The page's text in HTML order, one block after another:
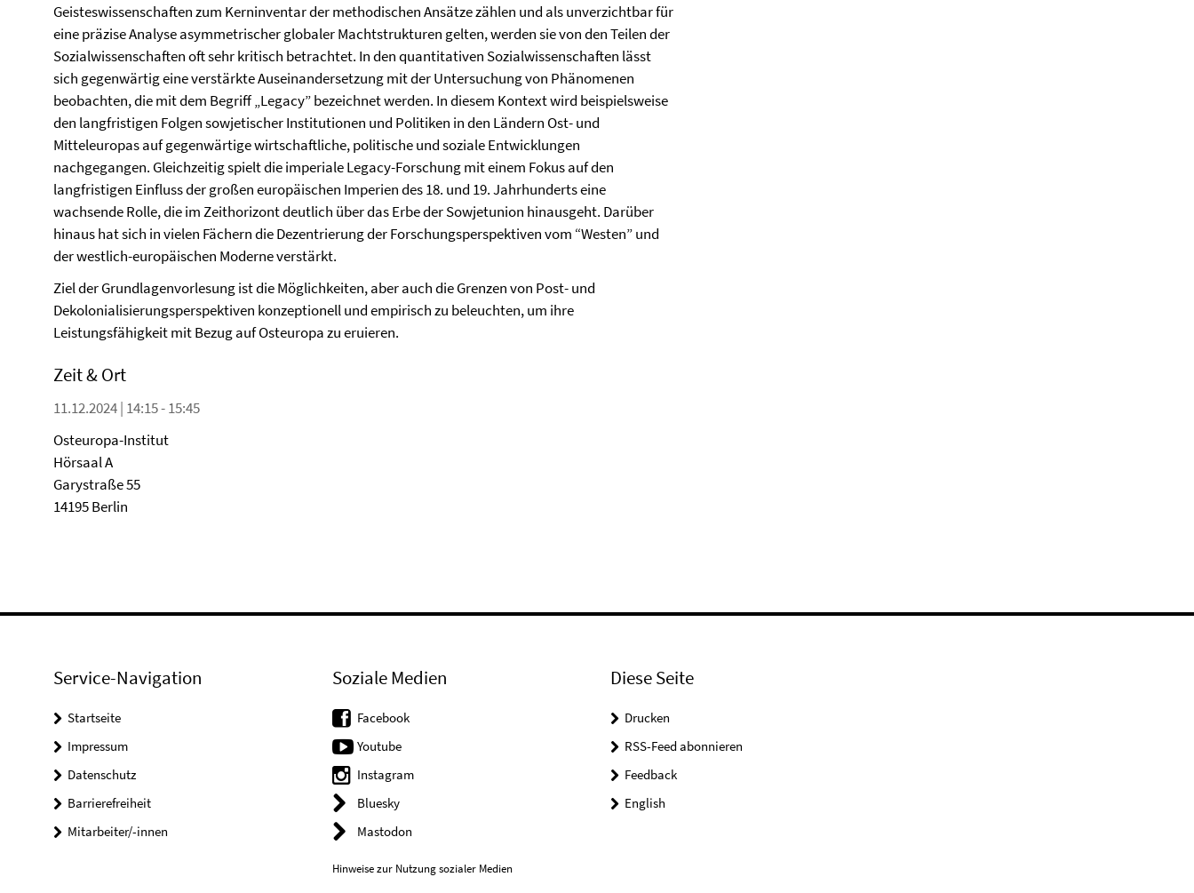
Geisteswissenschaften zum Kerninventar der methodischen Ansätze zählen und als unverzichtbar für
eine präzise Analyse asymmetrischer globaler Machtstrukturen gelten, werden sie von den Teilen der
Sozialwissenschaften oft sehr kritisch betrachtet. In den quantitativen Sozialwissenschaften lässt
sich gegenwärtig eine verstärkte Auseinandersetzung mit der Untersuchung von Phänomenen
beobachten, die mit dem Begriff „Legacy” bezeichnet werden. In diesem Kontext wird beispielsweise
den langfristigen Folgen sowjetischer Institutionen und Politiken in den Ländern Ost- und
Mitteleuropas auf gegenwärtige wirtschaftliche, politische und soziale Entwicklungen
nachgegangen. Gleichzeitig spielt die imperiale Legacy-Forschung mit einem Fokus auf den
langfristigen Einfluss der großen europäischen Imperien des 18. und 19. Jahrhunderts eine
wachsende Rolle, die im Zeithorizont deutlich über das Erbe der Sowjetunion hinausgeht. Darüber
hinaus hat sich in vielen Fächern die Dezentrierung der Forschungsperspektiven vom “Westen” und
der westlich-europäischen Moderne verstärkt.
Ziel der Grundlagenvorlesung ist die Möglichkeiten, aber auch die Grenzen von Post- und
Dekolonialisierungsperspektiven konzeptionell und empirisch zu beleuchten, um ihre
Leistungsfähigkeit mit Bezug auf Osteuropa zu eruieren.
Zeit & Ort
11.12.2024 | 14:15 - 15:45
Osteuropa-Institut
Hörsaal A
Garystraße 55
14195 Berlin
Service-Navigation
Startseite
Impressum
Datenschutz
Barrierefreiheit
Mitarbeiter/-innen
Soziale Medien
Facebook
Youtube
Instagram
Bluesky
Mastodon
Hinweise zur Nutzung sozialer Medien
Diese Seite
Drucken
RSS-Feed abonnieren
Feedback
English